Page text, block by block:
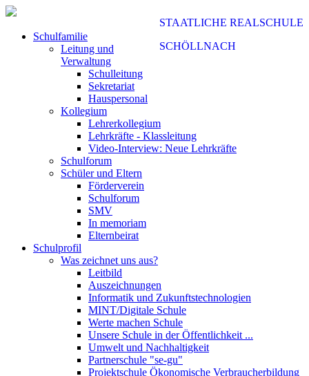
STAATLICHE REALSCHULE
SCHÖLLNACH
Schulfamilie
Leitung und
Verwaltung
Schulleitung
Sekretariat
Hauspersonal
Kollegium
Lehrerkollegium
Lehrkräfte - Klassleitung
Video-Interview: Neue Lehrkräfte
Schulforum
Schüler und Eltern
Förderverein
Schulforum
SMV
In memoriam
Elternbeirat
Schulprofil
Was zeichnet uns aus?
Leitbild
Auszeichnungen
Informatik und Zukunftstechnologien
MINT/Digitale Schule
Werte machen Schule
Unsere Schule in der Öffentlichkeit ...
Umwelt und Nachhaltigkeit
Partnerschule "se-gu"
Projektschule Ökonomische Verbraucherbildung